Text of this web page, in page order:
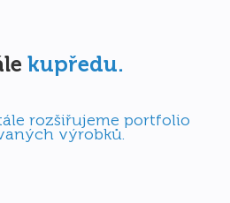
kupředu.
rozšiřujeme portfolio
výrobků.